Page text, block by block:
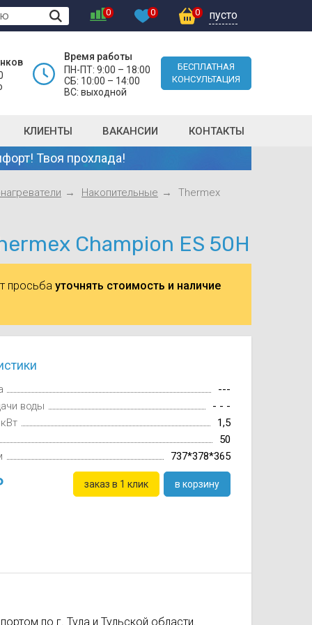
0 0 0 пусто
Время работы
ПН-ПТ: 9:00 – 18:00
СБ: 10:00 – 14:00
ВС: выходной
БЕСПЛАТНАЯ
КОНСУЛЬТАЦИЯ
КЛИЕНТЫ ВАКАНСИИ КОНТАКТЫ
Твоя прохлада!
Накопительные
Thermex
Champion ES 50H
просьба уточнять стоимость и наличие
---
воды
- - -
1,5
50
737*378*365
заказ в 1 клик в корзину
по г. Тула и Тульской области.